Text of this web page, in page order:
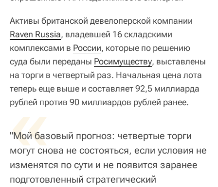
Активы британской девелоперской компании
Raven Russia, владевшей 16 складскими
комплексами в России, которые по решению
суда были переданы Росимуществу, выставлены
на торги в четвертый раз. Начальная цена лота
теперь еще выше и составляет 92,5 миллиарда
рублей против 90 миллиардов рублей ранее.
«
"Мой базовый прогноз: четвертые торги
могут снова не состояться, если условия не
изменятся по сути и не появится заранее
подготовленный стратегический